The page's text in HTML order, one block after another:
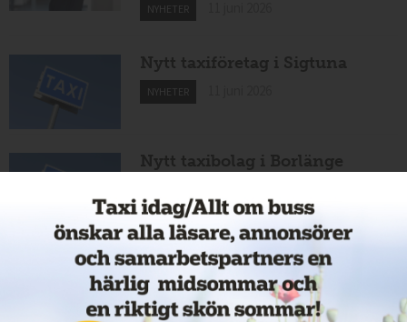
NYHETER
Nytt taxiföretag i Sigtuna
NYHETER
Nytt taxibolag i Borlänge
Taxibommar fick inte avsedd
effekt vid Lund C
NYHETER 10 juni 2026